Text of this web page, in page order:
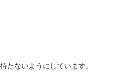
たないようにしています。